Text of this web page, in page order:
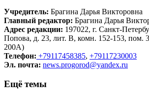
Учредитель: Брагина Дарья Викторовна
Главный редактор: Брагина Дарья
Адрес редакции: 197022, г. Санкт-
Попова, д. 23, лит. В, комн. 152-153, пом.
200А)
Телефон: +79117458385, +79117230003
Эл. почта: news.progorod@yandex.ru
Ещё темы